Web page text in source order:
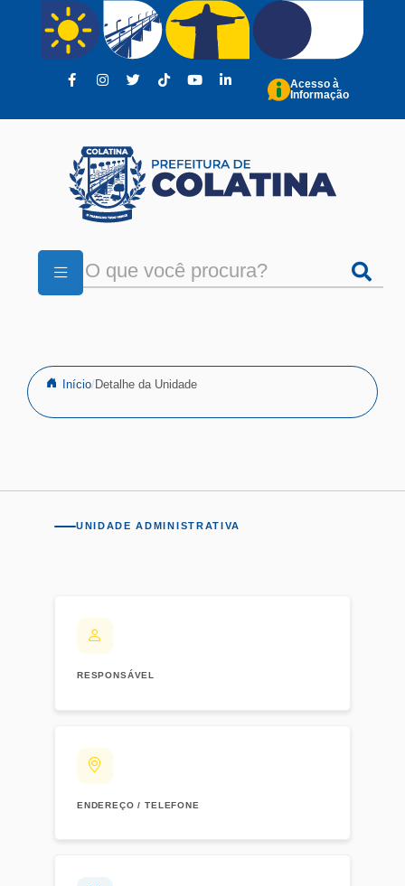
Pular para o conteúdo principal
Acesso à
Informação
Início Detalhe da Unidade
UNIDADE ADMINISTRATIVA
RESPONSÁVEL
ENDEREÇO / TELEFONE